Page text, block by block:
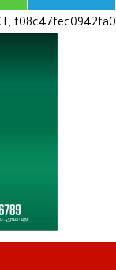
f08c47fec0942fa0